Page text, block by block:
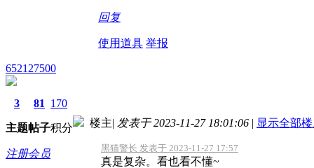
回复
使用道具 举报
652127500
3
主题
81
帖子
170
积分
注册会员
楼主| 发表于 2023-11-27 18:01:06 | 显示全部
黑猫警长 发表于 2023-11-27 17:57
真是复杂。看也看不懂~